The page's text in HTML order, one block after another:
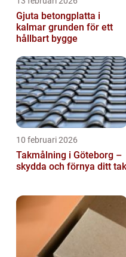
Gjuta betongplatta i
kalmar grunden för ett
hållbart bygge
10 februari 2026
Takmålning i Göteborg –
skydda och förnya ditt tak